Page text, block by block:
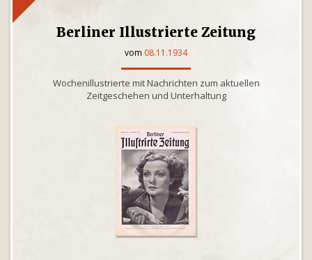
Berliner Illustrierte Zeitung
vom 08.11.1934
Wochenillustrierte mit Nachrichten zum aktuellen
Zeitgeschehen und Unterhaltung